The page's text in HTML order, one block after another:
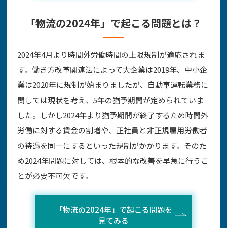
「物流の2024年」で起こる問題とは？
2024年4月より時間外労働時間の上限規制が適応されま
す。働き方改革関連法によって大企業は2019年、中小企
業は2020年に規制が始まりましたが、自動車運転業務に
関しては現状を考え、5年の猶予期間が定められていま
した。しかし2024年より猶予期間が終了するため時間外
労働に対する賃金の割増や、正社員と非正規雇用労働者
の待遇を同一にするといった規制がかかります。そのた
め2024年問題に対しては、根本的な改善を早急に行うこ
とが必要不可欠です。
「物流の2024年」で起こる問題を
見てみる